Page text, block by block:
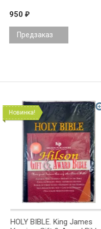
950 ₽
Предзаказ
Новинка!
HOLY BIBLE. King James